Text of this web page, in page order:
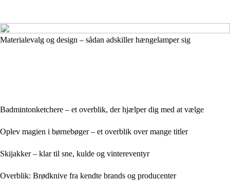
Materialevalg og design – sådan adskiller hængelamper sig
Badmintonketchere – et overblik, der hjælper dig med at vælge
Oplev magien i børnebøger – et overblik over mange titler
Skijakker – klar til sne, kulde og vintereventyr
Overblik: Brødknive fra kendte brands og producenter